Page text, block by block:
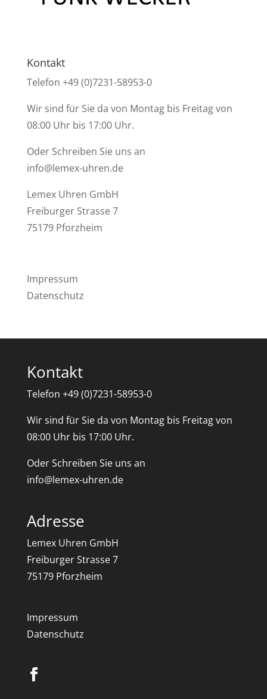
Kontakt
Telefon +49 (0)7231-58953-0
Wir sind für Sie da von Montag bis Freitag von
08:00 Uhr bis 17:00 Uhr.
Oder Schreiben Sie uns an
info@lemex-uhren.de
Lemex Uhren GmbH
Freiburger Strasse 7
75179 Pforzheim
Impressum
Datenschutz
Kontakt
Telefon +49 (0)7231-58953-0
Wir sind für Sie da von Montag bis Freitag von
08:00 Uhr bis 17:00 Uhr.
Oder Schreiben Sie uns an
info@lemex-uhren.de
Adresse
Lemex Uhren GmbH
Freiburger Strasse 7
75179 Pforzheim
Impressum
Datenschutz